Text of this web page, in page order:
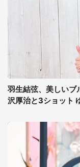
羽生結弦、美しいブ
沢厚治と3ショット